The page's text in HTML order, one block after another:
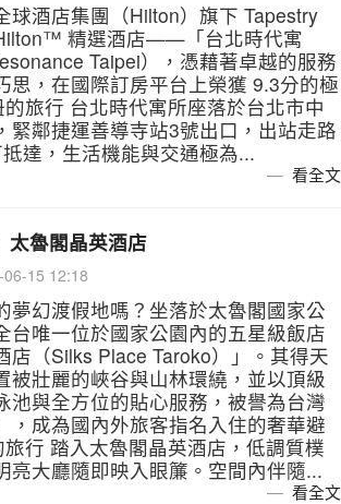
球酒店集團（Hilton）旗下 Tapestry
精選酒店——「台北時代寓
Taipei），憑藉著卓越的服務
思，在國際訂房平台上榮獲 9.3分的極
旅行 台北時代寓所座落於台北市中
緊鄰捷運善導寺站3號出口，出站走路
達，生活機能與交通極為...
看全文
太魯閣晶英酒店
15 12:18
夢幻渡假地嗎？坐落於太魯閣國家公
台唯一位於國家公園內的五星級飯店
店（Silks Place Taroko）」。其得天
被壯麗的峽谷與山林環繞，並以頂級
池與全方位的貼心服務，被譽為台灣
，成為國內外旅客指名入住的奢華避
行 踏入太魯閣晶英酒店，低調質樸
亮大廳隨即映入眼簾。空間內伴隨...
看全文